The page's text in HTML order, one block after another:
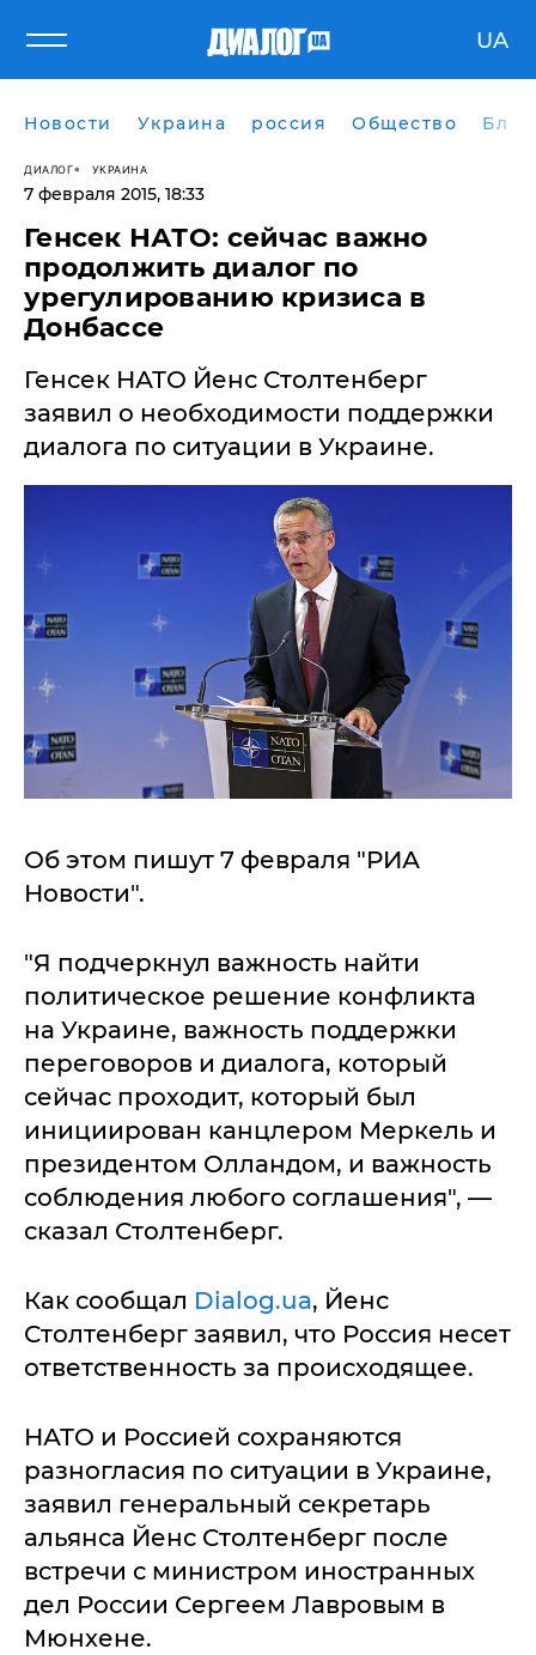
UA
Новости Украина россия Общество
ДИАЛОГ УКРАИНА
7 февраля 2015, 18:33
Генсек НАТО: сейчас важно
продолжить диалог по
урегулированию кризиса в
Донбассе
Генсек НАТО Йенс Столтенберг
заявил о необходимости поддержки
диалога по ситуации в Украине.
Об этом пишут 7 февраля "РИА
Новости".
"Я подчеркнул важность найти
политическое решение конфликта
на Украине, важность поддержки
переговоров и диалога, который
сейчас проходит, который был
инициирован канцлером Меркель и
президентом Олландом, и важность
соблюдения любого соглашения", —
сказал Столтенберг.
Как сообщал Dialog.ua, Йенс
Столтенберг заявил, что Россия несет
ответственность за происходящее.
НАТО и Россией сохраняются
разногласия по ситуации в Украине,
заявил генеральный секретарь
альянса Йенс Столтенберг после
встречи с министром иностранных
дел России Сергеем Лавровым в
Мюнхене.